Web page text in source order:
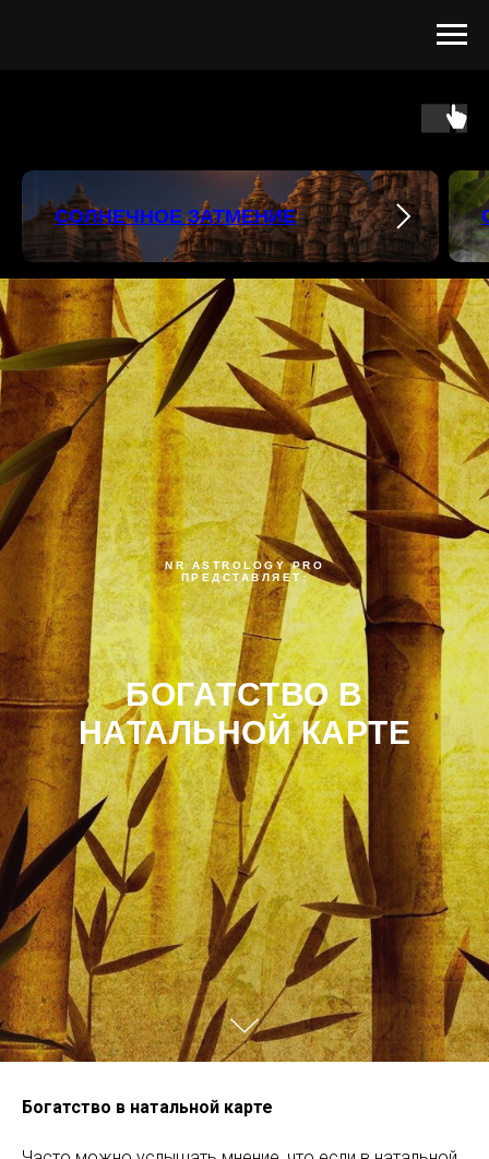
СОЛНЕЧНОЕ ЗАТМЕНИЕ
NR ASTROLOGY PRO
ПРЕДСТАВЛЯЕТ:
БОГАТСТВО В
НАТАЛЬНОЙ КАРТЕ
Богатство в натальной карте